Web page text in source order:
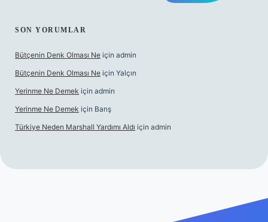
SON YORUMLAR
Bütçenin Denk Olması Ne için admin
Bütçenin Denk Olması Ne için Yalçın
Yerinme Ne Demek için admin
Yerinme Ne Demek için Barış
Türkiye Neden Marshall Yardımı Aldı için admin
hiltonbet yeni giriş